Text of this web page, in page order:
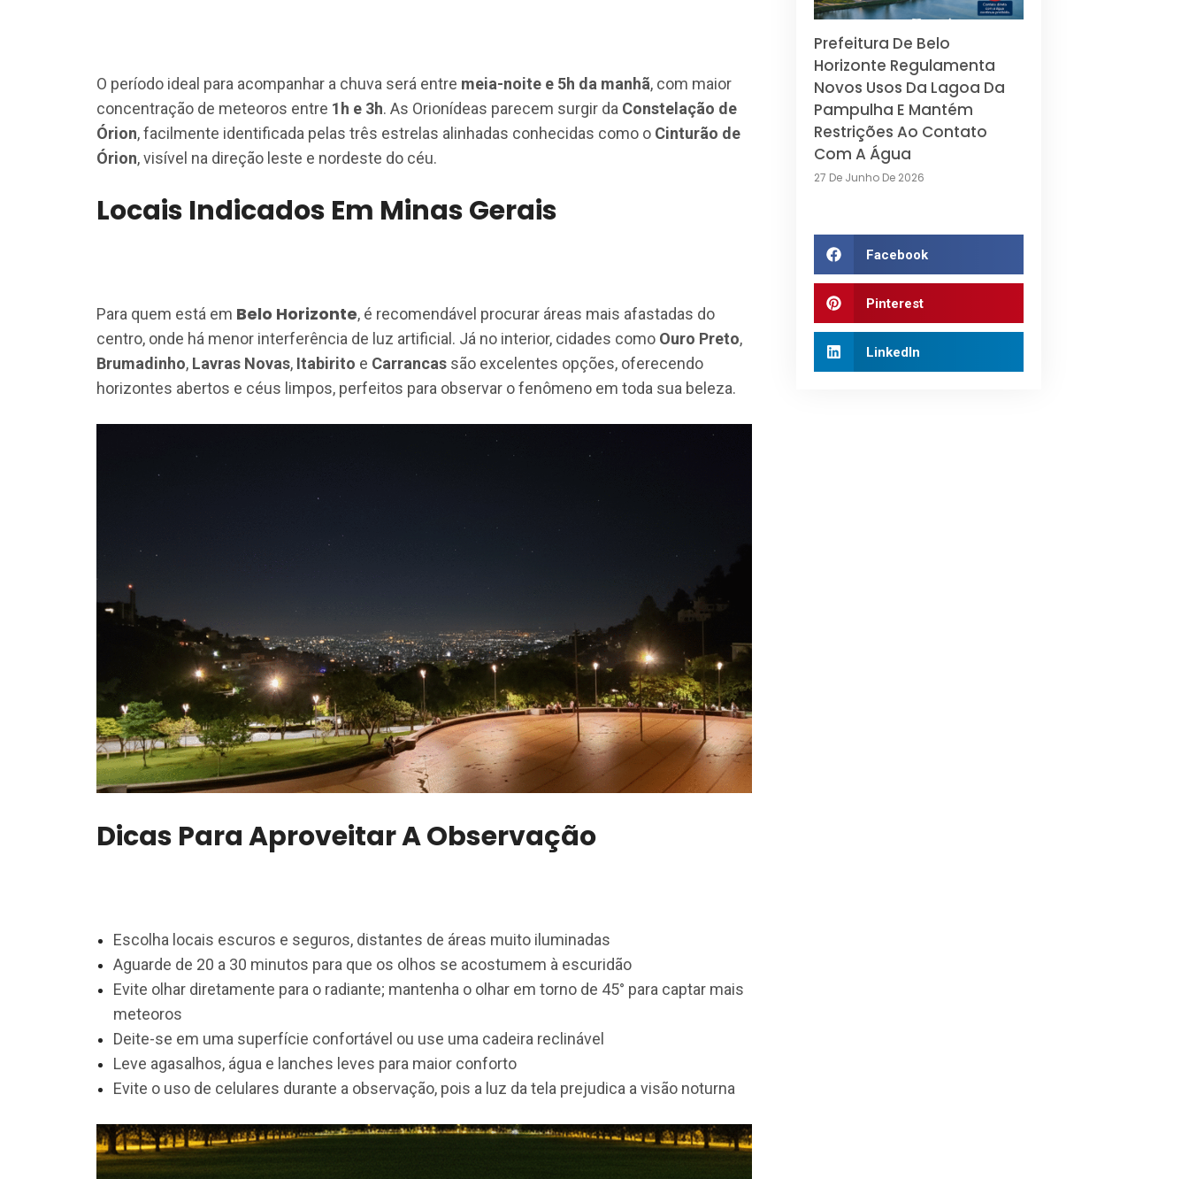
O período ideal para acompanhar a chuva será entre meia-noite e 5h da manhã, com maior
concentração de meteoros entre 1h e 3h. As Orionídeas parecem surgir da Constelação de
Órion, facilmente identificada pelas três estrelas alinhadas conhecidas como o Cinturão de
Órion, visível na direção leste e nordeste do céu.
Locais Indicados Em Minas Gerais
Para quem está em Belo Horizonte, é recomendável procurar áreas mais afastadas do
centro, onde há menor interferência de luz artificial. Já no interior, cidades como Ouro Preto,
Brumadinho, Lavras Novas, Itabirito e Carrancassão excelentes opções, oferecendo
horizontes abertos e céus limpos, perfeitos para observar o fenômeno em toda sua beleza.
Dicas Para Aproveitar A Observação
Escolha locais escuros e seguros, distantes de áreas muito iluminadas
Aguarde de 20 a 30 minutos para que os olhos se acostumem à escuridão
Evite olhar diretamente para o radiante; mantenha o olhar em torno de 45° para captar mais
meteoros
Deite-se em uma superfície confortável ou use uma cadeira reclinável
Leve agasalhos, água e lanches leves para maior conforto
Evite o uso de celulares durante a observação, pois a luz da tela prejudica a visão noturna
Prefeitura De Belo
Horizonte Regulamenta
Novos Usos Da Lagoa Da
Pampulha E Mantém
Restrições Ao Contato
Com A Água
27 De Junho De 2026
Facebook
Pinterest
LinkedIn